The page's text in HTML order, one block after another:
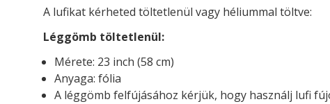
A lufikat kérheted töltetlenül vagy héliummal töltve:
Léggömb töltetlenül:
Mérete: 23 inch (58 cm)
Anyaga: fólia
A léggömb felfújásához kérjük, hogy használj lufi